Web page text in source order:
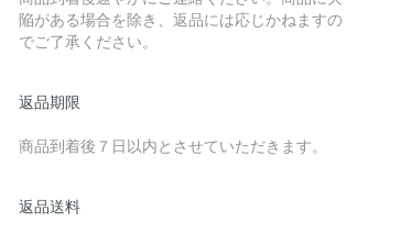
陥がある場合を除き、返品には応じかねますの
でご了承ください。
返品期限
商品到着後７日以内とさせていただきます。
返品送料